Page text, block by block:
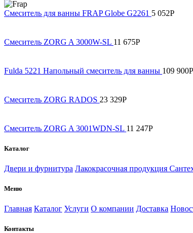
Смеситель для ванны FRAP Globe G2261 5 052Р
Смеситель ZORG A 3000W-SL 11 675Р
Fulda 5221 Напольный смеситель для ванны 109 900Р
Смеситель ZORG RADOS 23 329Р
Смеситель ZORG A 3001WDN-SL 11 247Р
Каталог
Двери и фурнитура Лакокрасочная продукция
Меню
Главная Каталог Услуги О компании Доставка
Контакты